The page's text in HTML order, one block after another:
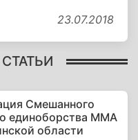
23.07.2018
Смешанного
единоборства ММА
области